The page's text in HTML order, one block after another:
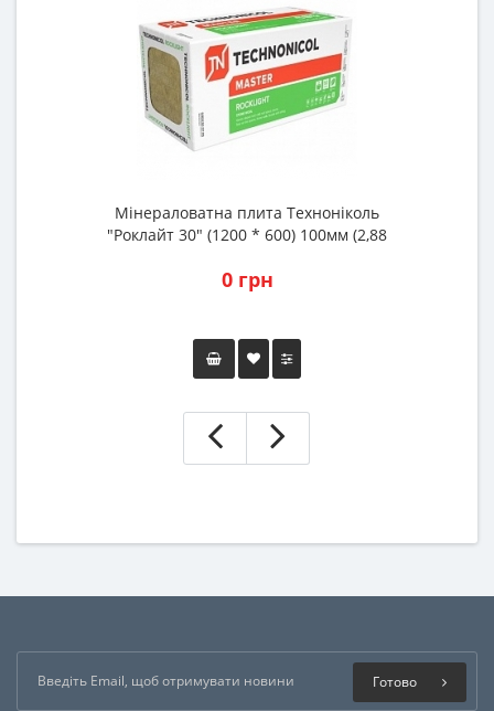
Мінераловатна плита Техноніколь
"Роклайт 30" (1200 * 600) 100мм (2,88
0 грн
Готово